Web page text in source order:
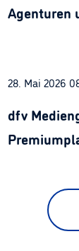
Agenturen
28. Mai 2026
dfv